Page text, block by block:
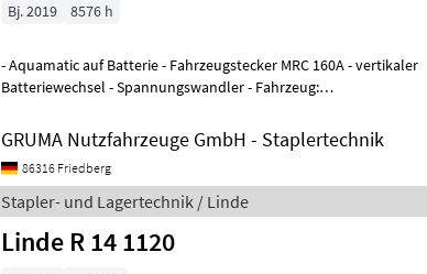
Bj. 2019 8576 h
- Aquamatic auf Batterie - Fahrzeugstecker MRC 160A - vertikaler
Batteriewechsel - Spannungswandler - Fahrzeug:
GRUMA Nutzfahrzeuge GmbH - Staplertechnik
86316 Friedberg
Stapler- und Lagertechnik / Linde
Linde R 14 1120